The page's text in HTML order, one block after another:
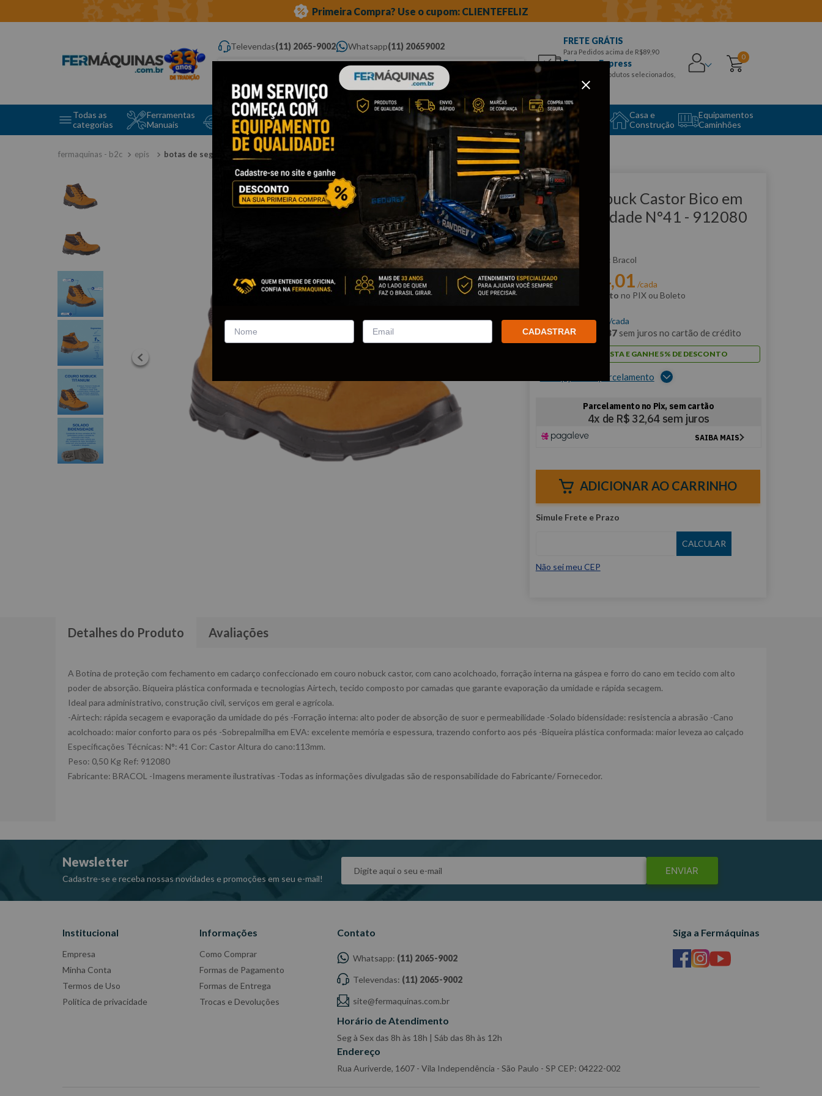
Primeira Compra? Use o cupom: CLIENTEFELIZ
Televendas(11) 2065-9002 Whatsapp(11) 20659002
Digite aqui o que você procura...
FRETE GRÁTIS
Para Pedidos acima de R$89,90
Entrega Express
para CEPS e produtos selecionados,
Aproveite!
0
Todas as
categorias
Ferramentas
Manuais
Ferramentas Elétricas
e Máquinas
Ferramentas
Ferramentas
Automotivas Especiais
Equipamento
Auto Center
Casa e
Construção
Equipamentos
Caminhões
epis botas de segurança
Clique e veja!
Botina Nobuck Castor Bico em
PU Bidensidade N°41 - 912080
BRACOL
:912080 Bracol
Por:R$ 124,01 /cada
5% de desconto no PIX ou Boleto
R$130,54 /cada
Em12x de 87sem juros no cartão de crédito
PAGUE À VISTA E GANHE 5% DE DESCONTO
Ver opções de parcelamento
ADICIONAR AO CARRINHO
Não sei meu CEP
Detalhes do Produto Avaliações
A Botina de proteção com fechamento em cadarço confeccionado em couro nobuck castor, com cano acolchoado, forração interna na gáspea e forro do cano em tecido com alto
poder de absorção. Biqueira plástica conformada e tecnologias Airtech, tecido composto por camadas que garante evaporação da umidade e rápida secagem.
Ideal para administrativo, construção civil, serviços em geral e agrícola.
-Airtech: rápida secagem e evaporação da umidade do pés -Forração interna: alto poder de absorção de suor e permeabilidade -Solado bidensidade: resistencia a abrasão -Cano
acolchoado: maior conforto para os pés -Sobrepalmilha em EVA: excelente memória e espessura, trazendo conforto aos pés -Biqueira plástica conformada: maior leveza ao calçado
Especificações Técnicas: N°: 41 Cor: Castor Altura do cano:113mm.
Peso: 0,50 Kg Ref: 912080
Fabricante: BRACOL -Imagens meramente ilustrativas -Todas as informações divulgadas são de responsabilidade do Fabricante/ Fornecedor.
Newsletter
Cadastre-se e receba nossas novidades e promoções em seu e-mail!
ENVIAR
Institucional
Empresa
Minha Conta
Termos de Uso
Política de privacidade
Informações
Como Comprar
Formas de Pagamento
Formas de Entrega
Trocas e Devoluções
Contato
Whatsapp: (11) 2065-9002
Televendas: (11) 2065-9002
site@fermaquinas.com.br
Horário de Atendimento
Seg à Sex das 8h às 18h | Sáb das 8h às 12h
Endereço
Rua Auriverde, 1607 - Vila Independência - São Paulo - SP CEP: 04222-002
Siga a Fermáquinas
CADASTRAR